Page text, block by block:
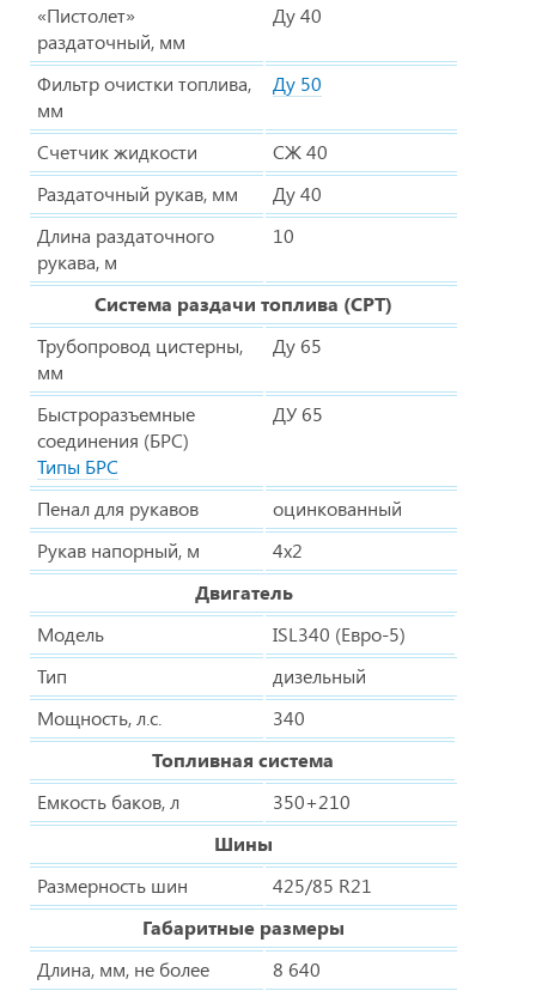
«Пистолет»
раздаточный, мм
Ду 40
Фильтр очистки топлива,
мм
Ду 50
Счетчик жидкости
СЖ 40
Раздаточный рукав, мм
Ду 40
Длина раздаточного
рукава, м
10
Система раздачи топлива (СРТ)
Трубопровод цистерны,
мм
Ду 65
Быстроразъемные
соединения (БРС)
Типы БРС
ДУ 65
Пенал для рукавов
оцинкованный
Рукав напорный, м
4х2
Двигатель
Модель
ISL340 (Евро-5)
Тип
дизельный
Мощность, л.с.
340
Топливная система
Емкость баков, л
350+210
Шины
Размерность шин
425/85 R21
Габаритные размеры
Длина, мм, не более
8 640